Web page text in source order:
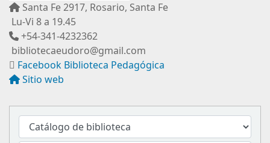
Santa Fe 2917, Rosario, Santa Fe
Lu-Vi 8 a 19.45
+54-341-4232362
bibliotecaeudoro@gmail.com
Facebook Biblioteca Pedagógica
Sitio web